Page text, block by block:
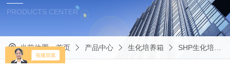
PRODUCTS CENTER
当前位置：首页 产品中心 生化培养箱 SHP生化培养箱